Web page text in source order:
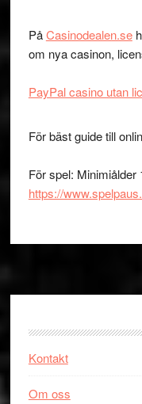
PåCasinodealen.se
om nya casinon,
PayPal casino utan
För bäst guide till
För spel: Minimiålder
https://
Kontakt
Om oss